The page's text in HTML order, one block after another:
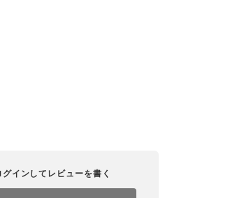
グインしてレビューを書く